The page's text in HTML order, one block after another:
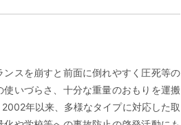
スを崩すと前面に倒れやすく圧死等の
いづらさ、十分な重量のおもりを運搬
年以来、多様なタイプに対応した取